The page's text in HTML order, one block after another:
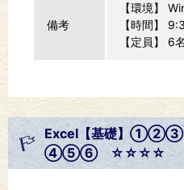
備考
【環境】
【時間】
【定員】 6
Excel【基礎】
④⑤⑥ ☆☆☆☆